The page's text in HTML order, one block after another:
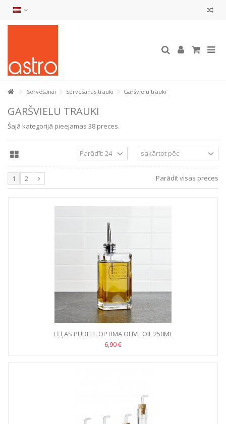
Servēšanai Servēšanas trauki Garšvielu trauki
GARŠVIELU TRAUKI
Šajā kategorijā pieejamas 38 preces.
Parādīt visas preces
1 2
EĻĻAS PUDELE OPTIMA OLIVE OIL 250ML
6,90 €